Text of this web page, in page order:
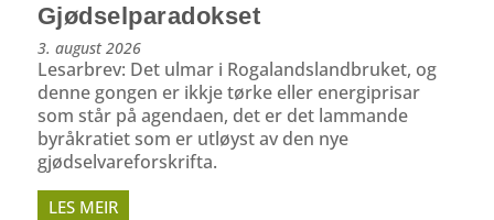
Gjødselparadokset
3. august 2026
Lesarbrev: Det ulmar i Rogalandslandbruket, og
denne gongen er ikkje tørke eller energiprisar
som står på agendaen, det er det lammande
byråkratiet som er utløyst av den nye
gjødselvareforskrifta.
LES MEIR